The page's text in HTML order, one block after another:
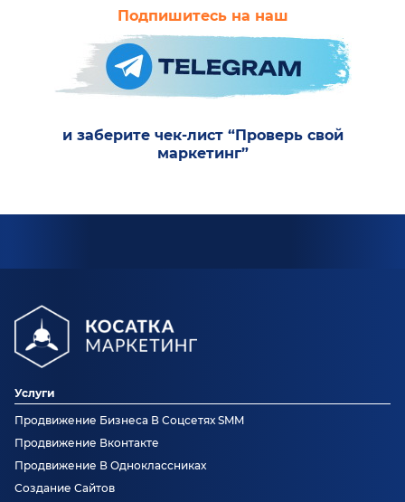
Подпишитесь на наш
и заберите чек-лист “Проверь свой
маркетинг”
Услуги
Продвижение Бизнеса В Соцсетях SMM
Продвижение Вконтакте
Продвижение В Одноклассниках
Создание Сайтов